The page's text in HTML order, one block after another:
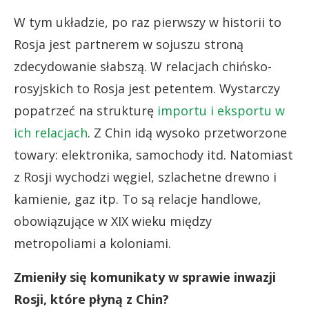
W tym układzie, po raz pierwszy w historii to
Rosja jest partnerem w sojuszu stroną
zdecydowanie słabszą. W relacjach chińsko-
rosyjskich to Rosja jest petentem. Wystarczy
popatrzeć na strukturę importu i eksportu w
ich relacjach. Z Chin idą wysoko przetworzone
towary: elektronika, samochody itd. Natomiast
z Rosji wychodzi węgiel, szlachetne drewno i
kamienie, gaz itp. To są relacje handlowe,
obowiązujące w XIX wieku między
metropoliami a koloniami.
Zmieniły się komunikaty w sprawie inwazji
Rosji, które płyną z Chin?